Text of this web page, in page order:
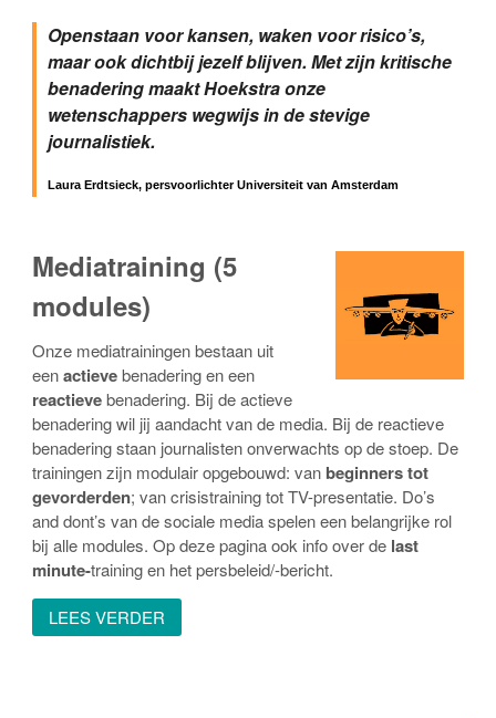
Openstaan voor kansen, waken voor risico’s,
maar ook dichtbij jezelf blijven. Met zijn kritische
benadering maakt Hoekstra onze
wetenschappers wegwijs in de stevige
journalistiek.
Laura Erdtsieck, persvoorlichter Universiteit van Amsterdam
Mediatraining (5
modules)
Onze mediatrainingen bestaan uit
eenactievebenadering en een
reactievebenadering. Bij de actieve
benadering wil jij aandacht van de media. Bij de reactieve
benadering staan journalisten onverwachts op de stoep. De
trainingen zijn modulair opgebouwd: van beginners tot
gevorderden; van crisistraining tot TV-presentatie. Do’s
and dont’s van de sociale media spelen een belangrijke rol
bij alle modules. Op deze pagina ook info over de last
minute-training en het persbeleid/-bericht.
LEES VERDER